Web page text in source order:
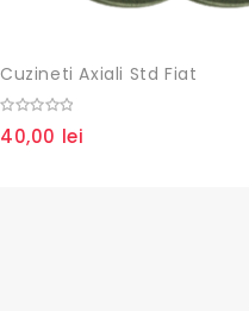
Cuzineti Axiali Std Fiat
out
40,00 lei